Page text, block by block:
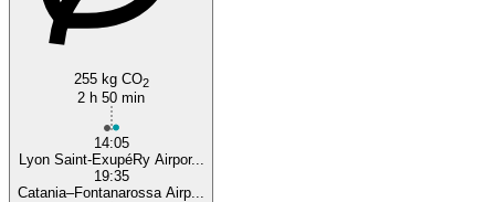
255 kg CO2
2 h 50 min
14:05
Lyon Saint-ExupéRy Airpor...
19:35
Catania–Fontanarossa Airp...